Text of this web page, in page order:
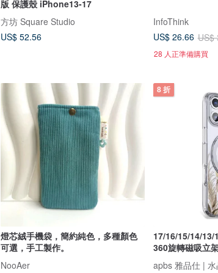
版 保護殼 iPhone13-17
方坊 Square Studio
US$ 52.56
InfoThink
US$ 26.66 US$
28 人正準備購買
燈芯絨手機袋，簡約純色，多種顏色
可選，手工製作。
NooAer
8 折
17/16/15/14/13/
360旋轉磁吸立
apbs 雅品仕 |